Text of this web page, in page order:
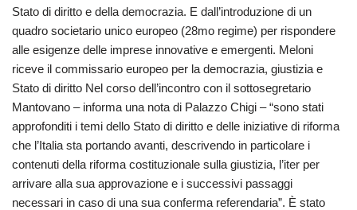
Stato di diritto e della democrazia. E dall’introduzione di un
quadro societario unico europeo (28mo regime) per rispondere
alle esigenze delle imprese innovative e emergenti. Meloni
riceve il commissario europeo per la democrazia, giustizia e
Stato di diritto Nel corso dell’incontro con il sottosegretario
Mantovano – informa una nota di Palazzo Chigi – “sono stati
approfonditi i temi dello Stato di diritto e delle iniziative di riforma
che l’Italia sta portando avanti, descrivendo in particolare i
contenuti della riforma costituzionale sulla giustizia, l’iter per
arrivare alla sua approvazione e i successivi passaggi
necessari in caso di una sua conferma referendaria”. È stato